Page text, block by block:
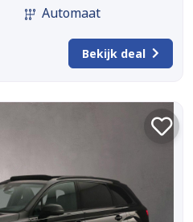
Automaat
Bekijk deal